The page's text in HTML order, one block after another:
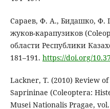
Сараев, Ф. А., Бидашко, Ф.
жуков-карапузиков
области Республики
181–191. https://doi.org/
Lackner, T. (2010) Review
Saprininae (Coleoptera:
Musei Nationalis Pragae,